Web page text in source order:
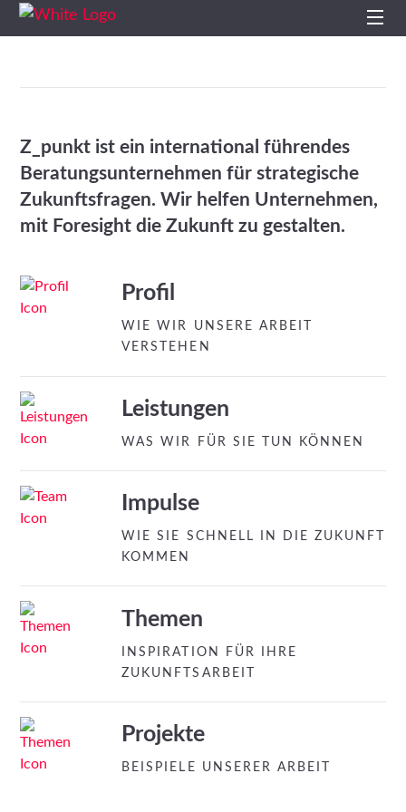
Leistungen
Impulse
Z_punkt ist ein international führendes
Beratungsunternehmen für strategische
Zukunftsfragen. Wir helfen Unternehmen,
mit Foresight die Zukunft zu gestalten.
Profil
WIE WIR UNSERE ARBEIT
VERSTEHEN
Leistungen
WAS WIR FÜR SIE TUN KÖNNEN
Impulse
WIE SIE SCHNELL IN DIE ZUKUNFT
KOMMEN
Themen
INSPIRATION FÜR IHRE
ZUKUNFTSARBEIT
Projekte
BEISPIELE UNSERER ARBEIT